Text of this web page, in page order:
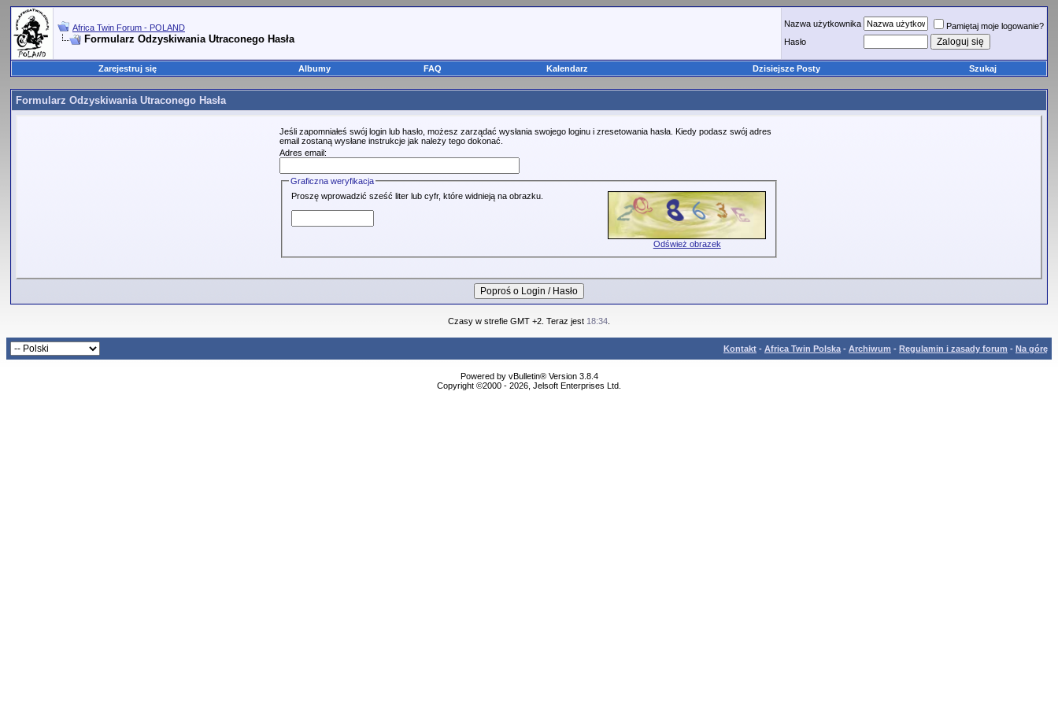
Africa Twin Forum - POLAND
Formularz Odzyskiwania Utraconego Hasła
Nazwa użytkownika
Pamiętaj moje logowanie?
Hasło
Zarejestruj się Albumy FAQ Kalendarz Dzisiejsze Posty Szukaj
Formularz Odzyskiwania Utraconego Hasła
Jeśli zapomniałeś swój login lub hasło, możesz zarządać wysłania swojego loginu i zresetowania hasła. Kiedy podasz swój adres
email zostaną wysłane instrukcje jak należy tego dokonać.
Adres email:
Graficzna weryfikacja
Proszę wprowadzić sześć liter lub cyfr, które widnieją na obrazku.
Odśwież obrazek
Czasy w strefie GMT +2. Teraz jest 18:34
Kontakt - Africa Twin Polska - Archiwum - Regulamin i zasady forum - Na górę
Powered by vBulletin® Version 3.8.4
Copyright ©2000 - 2026, Jelsoft Enterprises Ltd.